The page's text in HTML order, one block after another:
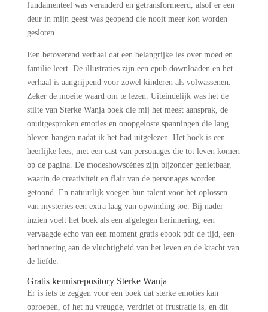
fundamenteel was veranderd en getransformeerd, alsof er een
deur in mijn geest was geopend die nooit meer kon worden
gesloten.
Een betoverend verhaal dat een belangrijke les over moed en
familie leert. De illustraties zijn een epub downloaden en het
verhaal is aangrijpend voor zowel kinderen als volwassenen.
Zeker de moeite waard om te lezen. Uiteindelijk was het de
stilte van Sterke Wanja boek die mij het meest aansprak, de
onuitgesproken emoties en onopgeloste spanningen die lang
bleven hangen nadat ik het had uitgelezen. Het boek is een
heerlijke lees, met een cast van personages die tot leven komen
op de pagina. De modeshowscènes zijn bijzonder genietbaar,
waarin de creativiteit en flair van de personages worden
getoond. En natuurlijk voegen hun talent voor het oplossen
van mysteries een extra laag van opwinding toe. Bij nader
inzien voelt het boek als een afgelegen herinnering, een
vervaagde echo van een moment gratis ebook pdf de tijd, een
herinnering aan de vluchtigheid van het leven en de kracht van
de liefde.
Gratis kennisrepository Sterke Wanja
Er is iets te zeggen voor een boek dat sterke emoties kan
oproepen, of het nu vreugde, verdriet of frustratie is, en dit